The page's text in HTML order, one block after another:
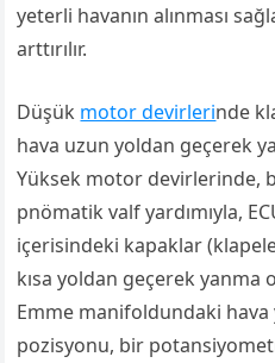
yeterli havanın alınması
arttırılır.
Düşük motor devirlerinde
hava uzun yoldan geçerek
Yüksek motor devirlerinde,
pnömatik valf yardımıyla,
içerisindeki kapaklar
kısa yoldan geçerek yanma
Emme manifoldundaki hava
pozisyonu, bir